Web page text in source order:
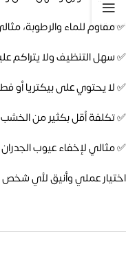
✅ مقاوم للماء والرطوبة،
✅ سهل التنظيف ولا يتراكم
✅ لا يحتوي على بيكتريا أو
✅ تكلفة أقل بكثير من
✅ مثالي لإخفاء عيوب
اختيار عملي وأنيق لأي